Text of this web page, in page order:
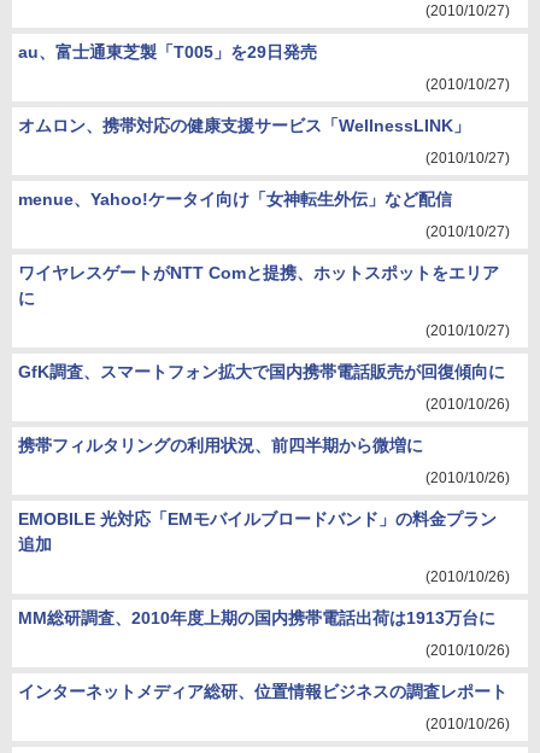
(2010/10/27)
au、富士通東芝製「T005」を29日発売
(2010/10/27)
オムロン、携帯対応の健康支援サービス「WellnessLINK」
(2010/10/27)
menue、Yahoo!ケータイ向け「女神転生外伝」など配信
(2010/10/27)
ワイヤレスゲートがNTT Comと提携、ホットスポットをエリア
に
(2010/10/27)
GfK調査、スマートフォン拡大で国内携帯電話販売が回復傾向に
(2010/10/26)
携帯フィルタリングの利用状況、前四半期から微増に
(2010/10/26)
EMOBILE 光対応「EMモバイルブロードバンド」の料金プラン
追加
(2010/10/26)
MM総研調査、2010年度上期の国内携帯電話出荷は1913万台に
(2010/10/26)
インターネットメディア総研、位置情報ビジネスの調査レポート
(2010/10/26)